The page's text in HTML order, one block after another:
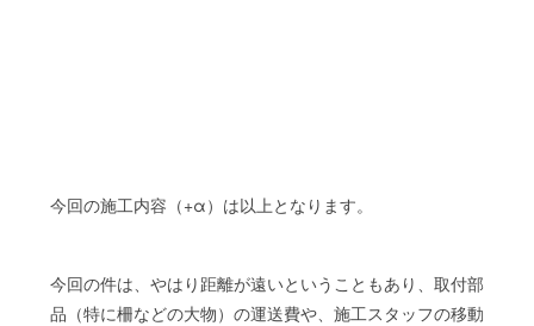
今回の施工内容（+α）は以上となります。
今回の件は、やはり距離が遠いということもあり、取付部
品（特に柵などの大物）の運送費や、施工スタッフの移動